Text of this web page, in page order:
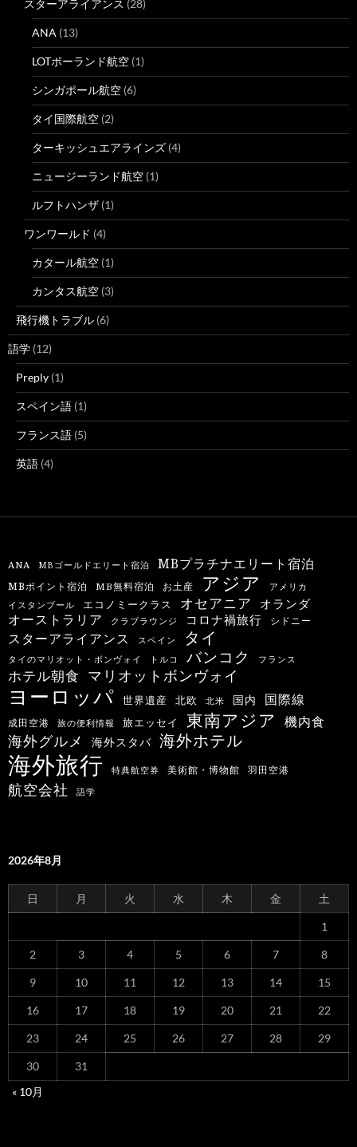
スターアライアンス (28)
ANA (13)
LOTポーランド航空 (1)
シンガポール航空 (6)
タイ国際航空 (2)
ターキッシュエアラインズ (4)
ニュージーランド航空 (1)
ルフトハンザ (1)
ワンワールド (4)
カタール航空 (1)
カンタス航空 (3)
飛行機トラブル (6)
語学 (12)
Preply (1)
スペイン語 (1)
フランス語 (5)
英語 (4)
ANA MBゴールドエリート宿泊 MBプラチナエリート宿泊
MBポイント宿泊 MB無料宿泊 お土産 アジア アメリカ
イスタンブール エコノミークラス オセアニア オランダ
オーストラリア クラブラウンジ コロナ禍旅行 シドニー
スターアライアンス スペイン タイ
タイのマリオット・ボンヴォイ トルコ バンコク フランス
ホテル朝食 マリオットボンヴォイ
ヨーロッパ 世界遺産 北欧 北米 国内 国際線
成田空港 旅の便利情報 旅エッセイ 東南アジア 機内食
海外グルメ 海外スタバ 海外ホテル
海外旅行 特典航空券 美術館・博物館 羽田空港
航空会社 語学
2026年8月
日 月 火 水 木 金 土
1
2 3 4 5 6 7 8
9 10 11 12 13 14 15
16 17 18 19 20 21 22
23 24 25 26 27 28 29
30
31
« 10月